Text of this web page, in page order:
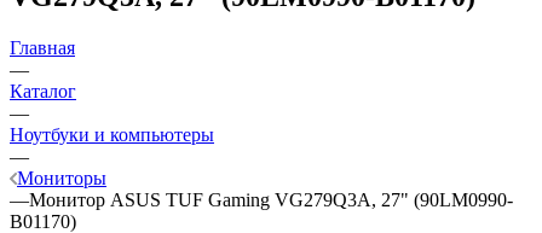
Главная
—
Каталог
—
Ноутбуки и компьютеры
—
Мониторы
—Монитор ASUS TUF Gaming VG279Q3A, 27" (90LM0990-
B01170)